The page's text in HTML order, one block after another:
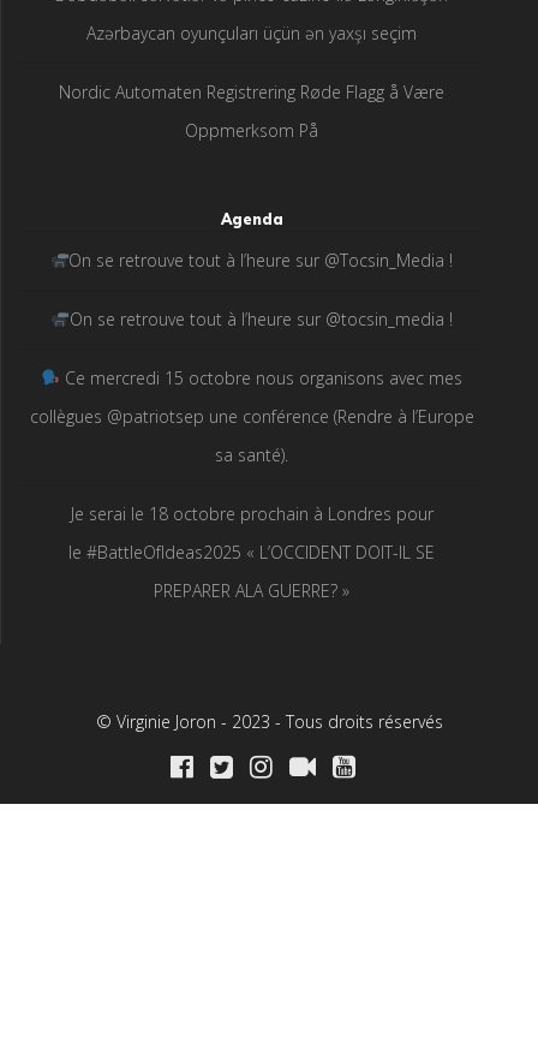
Azərbaycan oyunçuları üçün ən yaxşı seçim
Nordic Automaten Registrering Røde Flagg å Være
Oppmerksom På
Agenda
On se retrouve tout à l’heure sur @Tocsin_Media !
On se retrouve tout à l’heure sur @tocsin_media !
Ce mercredi 15 octobre nous organisons avec mes
collègues @patriotsep une conférence (Rendre à l’Europe
sa santé).
Je serai le 18 octobre prochain à Londres pour
le #BattleOfIdeas2025 « L’OCCIDENT DOIT-IL SE
PREPARER ALA GUERRE? »
© Virginie Joron - 2023 - Tous droits réservés